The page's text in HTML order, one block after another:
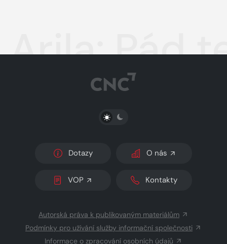
Arila: Pád
PŘEPNOUT SVĚTLÝ/TMAVÝ REŽIM
Dotazy O nás
VOP Kontakty
Autorská práva k publikovaným materiálům
Podmínky pro užívání služby informační společnosti
Informace o zpracování osobních údajů